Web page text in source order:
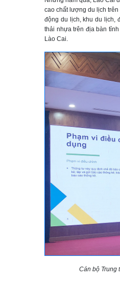
cao chất lượng du lịch
động du lịch, khu du lịch,
thải nhựa trên địa bàn
Lào Cai.
Cán bộ Trung